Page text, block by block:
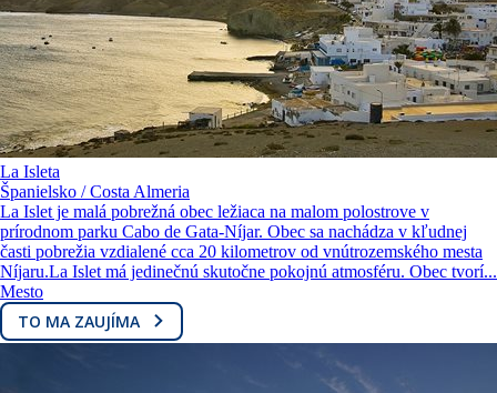
La Isleta
Španielsko / Costa Almeria
La Islet je malá pobrežná obec ležiaca na malom polostrove v
prírodnom parku Cabo de Gata-Níjar. Obec sa nachádza v kľudnej
časti pobrežia vzdialené cca 20 kilometrov od vnútrozemského mesta
Níjaru.La Islet má jedinečnú skutočne pokojnú atmosféru. Obec tvorí...
Mesto
TO MA ZAUJÍMA